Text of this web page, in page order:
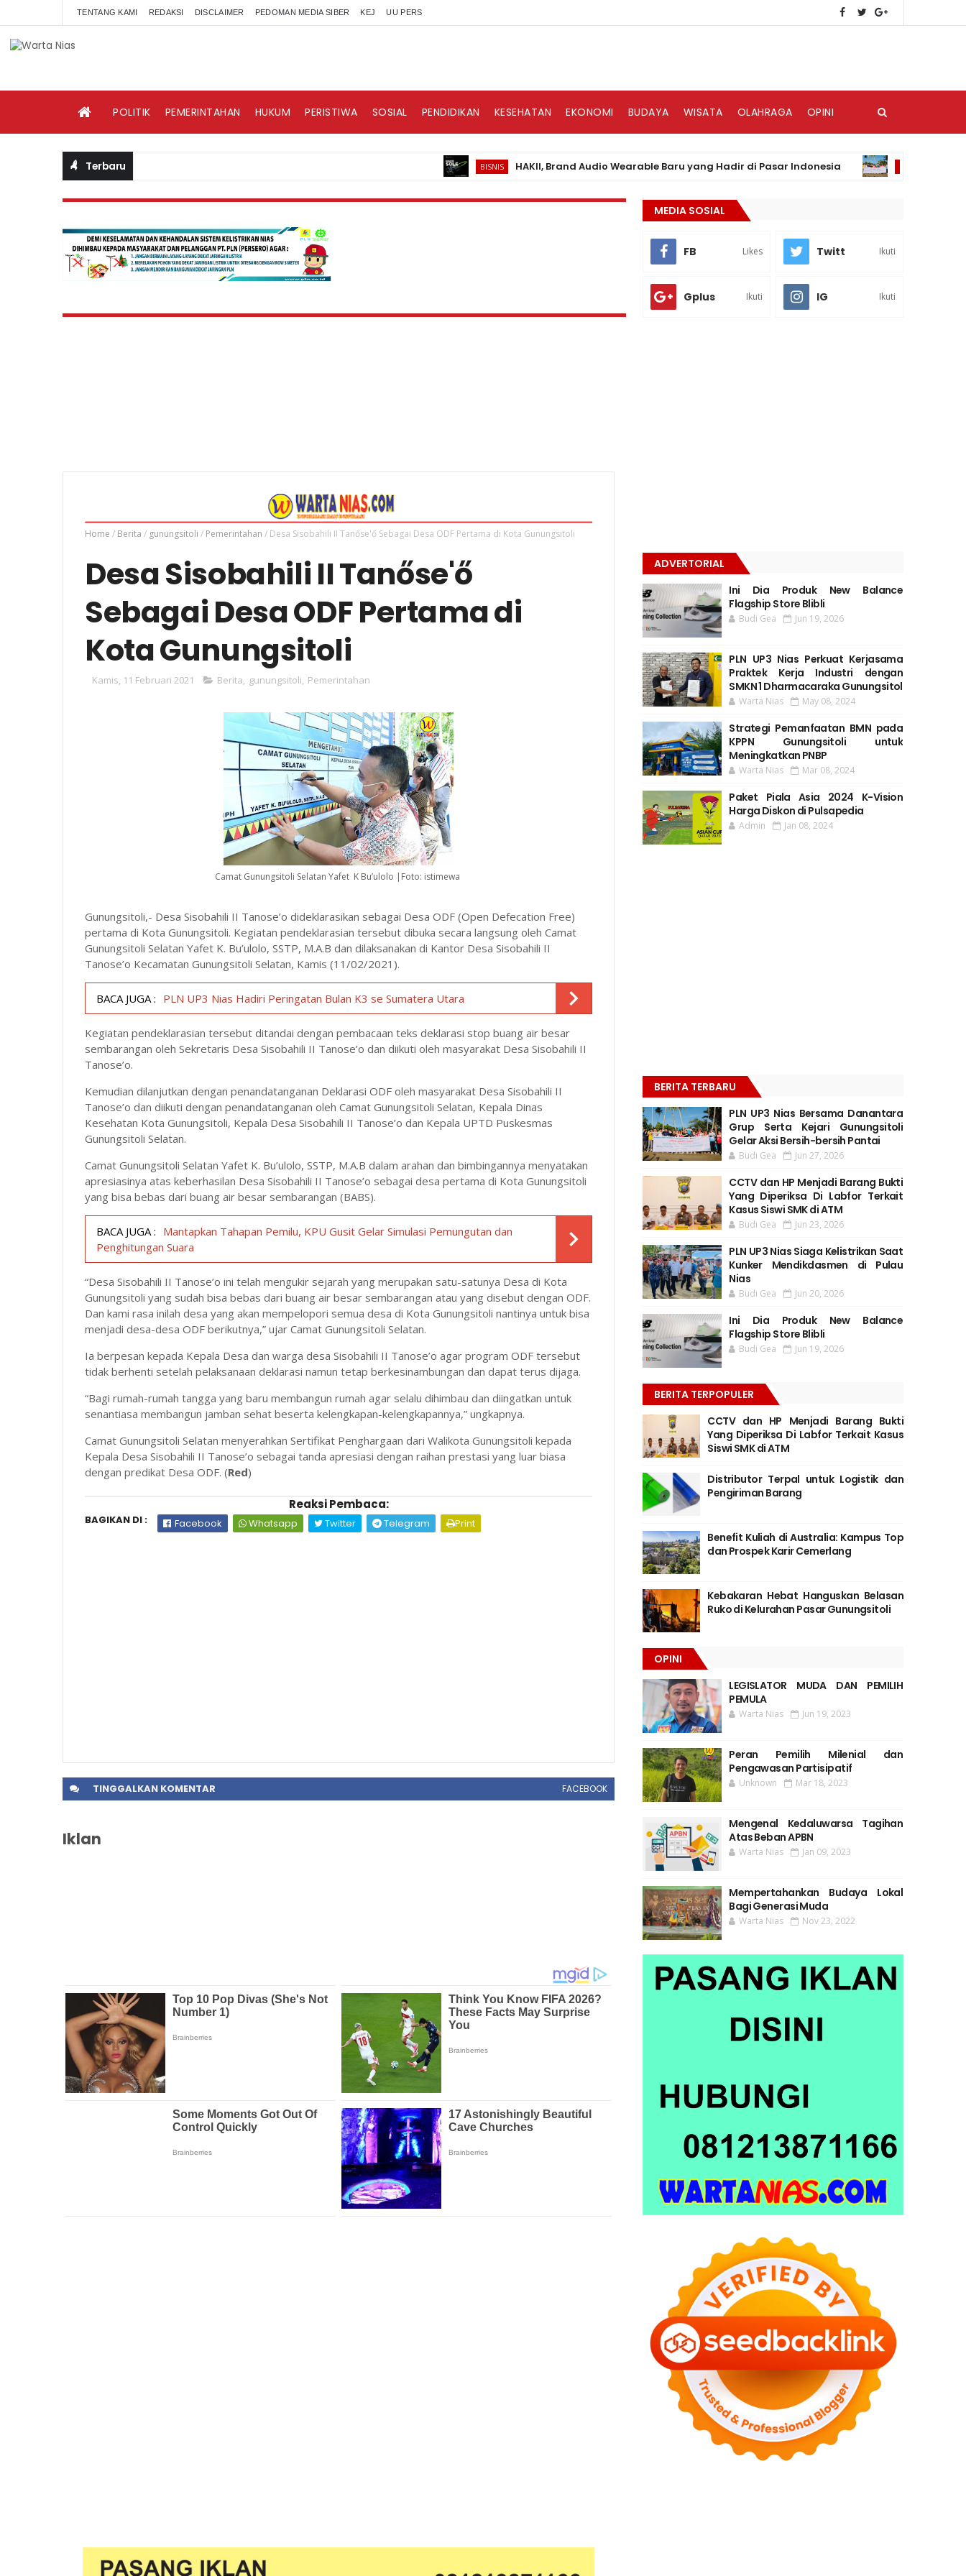
TENTANG KAMI REDAKSI DISCLAIMER PEDOMAN MEDIA SIBER KEJ UU PERS
POLITIK PEMERINTAHAN HUKUM PERISTIWA SOSIAL PENDIDIKAN KESEHATAN EKONOMI BUDAYA WISATA OLAHRAGA OPINI
Terbaru BISNIS HAKII, Brand Audio Wearable Baru yang Hadir di Pasar Indonesia BERITA
Home / Berita / gunungsitoli / Pemerintahan / Desa Sisobahili II Tanőse'ő Sebagai Desa ODF Pertama di Kota Gunungsitoli
Desa Sisobahili II Tanőse'ő
Sebagai Desa ODF Pertama di
Kota Gunungsitoli
Kamis, 11 Februari 2021 Berita gunungsitoli Pemerintahan
Camat Gunungsitoli Selatan Yafet K Bu’ulolo |Foto: istimewa
Gunungsitoli,- Desa Sisobahili II Tanose’o dideklarasikan sebagai Desa ODF (Open Defecation Free)
pertama di Kota Gunungsitoli. Kegiatan pendeklarasian tersebut dibuka secara langsung oleh Camat
Gunungsitoli Selatan Yafet K. Bu’ulolo, SSTP, M.A.B dan dilaksanakan di Kantor Desa Sisobahili II
Tanose’o Kecamatan Gunungsitoli Selatan, Kamis (11/02/2021).
BACA JUGA : PLN UP3 Nias Hadiri Peringatan Bulan K3 se Sumatera Utara
Kegiatan pendeklarasian tersebut ditandai dengan pembacaan teks deklarasi stop buang air besar
sembarangan oleh Sekretaris Desa Sisobahili II Tanose’o dan diikuti oleh masyarakat Desa Sisobahili II
Tanose’o.
Kemudian dilanjutkan dengan penandatanganan Deklarasi ODF oleh masyarakat Desa Sisobahili II
Tanose’o dan diikuti dengan penandatanganan oleh Camat Gunungsitoli Selatan, Kepala Dinas
Kesehatan Kota Gunungsitoli, Kepala Desa Sisobahili II Tanose’o dan Kepala UPTD Puskesmas
Gunungsitoli Selatan.
Camat Gunungsitoli Selatan Yafet K. Bu’ulolo, SSTP, M.A.B dalam arahan dan bimbingannya menyatakan
apresiasinya atas keberhasilan Desa Sisobahili II Tanose’o sebagai desa pertama di Kota Gunungsitoli
yang bisa bebas dari buang air besar sembarangan (BABS).
BACA JUGA : Mantapkan Tahapan Pemilu, KPU Gusit Gelar Simulasi Pemungutan dan
Penghitungan Suara
“Desa Sisobahili II Tanose’o ini telah mengukir sejarah yang merupakan satu-satunya Desa di Kota
Gunungsitoli yang sudah bisa bebas dari buang air besar sembarangan atau yang disebut dengan ODF.
Dan kami rasa inilah desa yang akan mempelopori semua desa di Kota Gunungsitoli nantinya untuk bisa
menjadi desa-desa ODF berikutnya,” ujar Camat Gunungsitoli Selatan.
Ia berpesan kepada Kepala Desa dan warga desa Sisobahili II Tanose’o agar program ODF tersebut
tidak berhenti setelah pelaksanaan deklarasi namun tetap berkesinambungan dan dapat terus dijaga.
“Bagi rumah-rumah tangga yang baru membangun rumah agar selalu dihimbau dan diingatkan untuk
senantiasa membangun jamban sehat beserta kelengkapan-kelengkapannya,” ungkapnya.
Camat Gunungsitoli Selatan menyerahkan Sertifikat Penghargaan dari Walikota Gunungsitoli kepada
Kepala Desa Sisobahili II Tanose’o sebagai tanda apresiasi dengan raihan prestasi yang luar biasa
dengan predikat Desa ODF. (Red)
Reaksi Pembaca:
BAGIKAN DI : Facebook Whatsapp Twitter Telegram Print
TINGGALKAN KOMENTAR FACEBOOK
Iklan
MEDIA SOSIAL
FB Likes Twitt Ikuti
Gplus Ikuti IG Ikuti
ADVERTORIAL
Ini Dia Produk New Balance
Flagship Store Blibli
Budi Gea Jun 19, 2026
PLN UP3 Nias Perkuat Kerjasama
Praktek Kerja Industri dengan
SMKN 1 Dharmacaraka Gunungsitol
Warta Nias May 08, 2024
Strategi Pemanfaatan BMN pada
KPPN Gunungsitoli untuk
Meningkatkan PNBP
Warta Nias Mar 08, 2024
Paket Piala Asia 2024 K-Vision
Harga Diskon di Pulsapedia
Admin Jan 08, 2024
BERITA TERBARU
PLN UP3 Nias Bersama Danantara
Grup Serta Kejari Gunungsitoli
Gelar Aksi Bersih-bersih Pantai
Budi Gea Jun 27, 2026
CCTV dan HP Menjadi Barang Bukti
Yang Diperiksa Di Labfor Terkait
Kasus Siswi SMK di ATM
Budi Gea Jun 23, 2026
PLN UP3 Nias Siaga Kelistrikan Saat
Kunker Mendikdasmen di Pulau
Nias
Budi Gea Jun 20, 2026
Ini Dia Produk New Balance
Flagship Store Blibli
Budi Gea Jun 19, 2026
BERITA TERPOPULER
CCTV dan HP Menjadi Barang Bukti
Yang Diperiksa Di Labfor Terkait Kasus
Siswi SMK di ATM
Distributor Terpal untuk Logistik dan
Pengiriman Barang
Benefit Kuliah di Australia: Kampus Top
dan Prospek Karir Cemerlang
Kebakaran Hebat Hanguskan Belasan
Ruko di Kelurahan Pasar Gunungsitoli
OPINI
LEGISLATOR MUDA DAN PEMILIH
PEMULA
Warta Nias Jun 19, 2023
Peran Pemilih Milenial dan
Pengawasan Partisipatif
Unknown Mar 18, 2023
Mengenal Kedaluwarsa Tagihan
Atas Beban APBN
Warta Nias Jan 09, 2023
Mempertahankan Budaya Lokal
Bagi Generasi Muda
Warta Nias Nov 23, 2022